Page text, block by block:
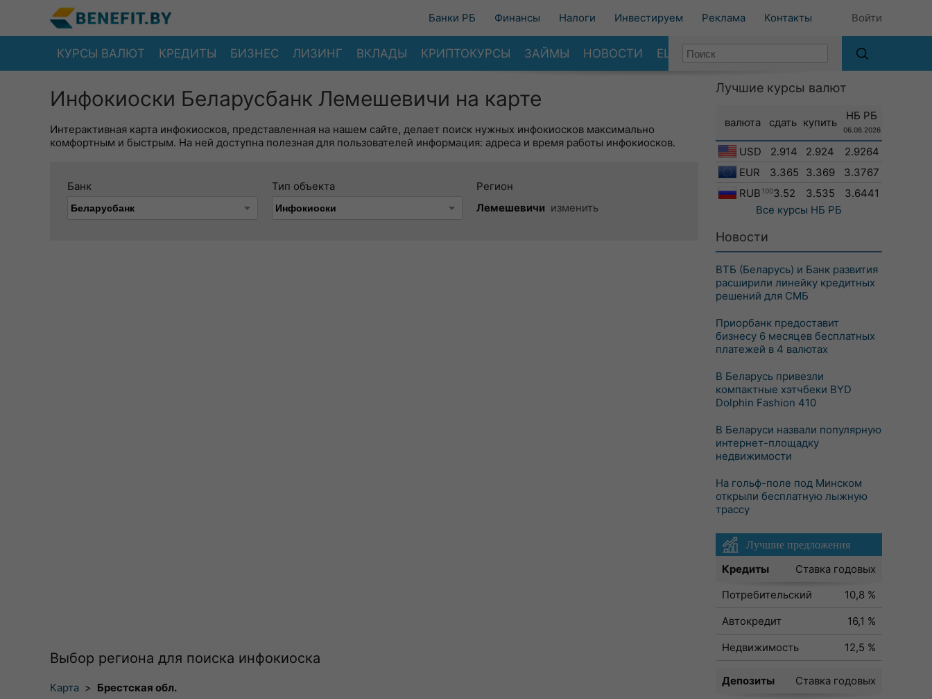
Банки РБ Финансы Налоги Инвестируем Реклама Контакты Войти
КУРСЫ ВАЛЮТ КРЕДИТЫ БИЗНЕС ЛИЗИНГ ВКЛАДЫ КРИПТОКУРСЫ ЗАЙМЫ НОВОСТИ ЕЩЕ
Инфокиоски Беларусбанк Лемешевичи на карте
Интерактивная карта инфокиосков, представленная на нашем сайте, делает поиск нужных инфокиосков максимально
комфортным и быстрым. На ней доступна полезная для пользователей информация: адреса и время работы инфокиосков.
Банк Тип объекта
Регион
Лемешевичи изменить
Выбор региона для поиска инфокиоска
Карта > Брестская обл.
Лучшие курсы валют
валюта сдать купить
НБ РБ
06.08.2026
USD 2.914 2.924
2.9264
EUR
3.365 3.369
3.3767
RUB 1003.52 3.535
3.6441
Все курсы НБ РБ
Новости
ВТБ (Беларусь) и Банк развития
расширили линейку кредитных
решений для СМБ
Приорбанк предоставит
бизнесу 6 месяцев бесплатных
платежей в 4 валютах
В Беларусь привезли
компактные хэтчбеки BYD
Dolphin Fashion 410
В Беларуси назвали популярную
интернет-площадку
недвижимости
На гольф-поле под Минском
открыли бесплатную лыжную
трассу
Лучшие предложения
Кредиты
Ставка годовых
Потребительский
10,8 %
Автокредит
16,1 %
Недвижимость
12,5 %
Депозиты
Ставка годовых